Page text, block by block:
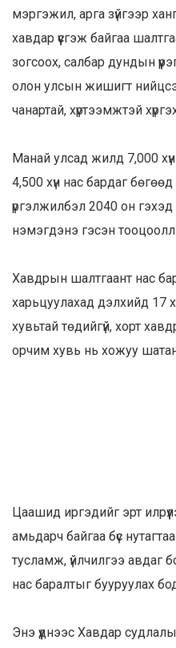
мэргэжил, арга зүйгээр
хавдар үүсгэж байгаа
зогсоох, салбар дундын
олон улсын жишигт
чанартай, хүртээмжтэй
Манай улсад жилд 7,000
4,500 хүн нас бардаг
үргэлжилбэл 2040 он
нэмэгдэнэ гэсэн
Хавдрын шалтгаант нас
харьцуулахад дэлхийд 17
хувьтай төдийгүй, хорт
орчим хувь нь хожуу
Цаашид иргэдийг эрт
амьдарч байгаа бүс
тусламж, үйлчилгээ авдаг
нас баралтыг бууруулах
Энэ үүднээс Хавдар